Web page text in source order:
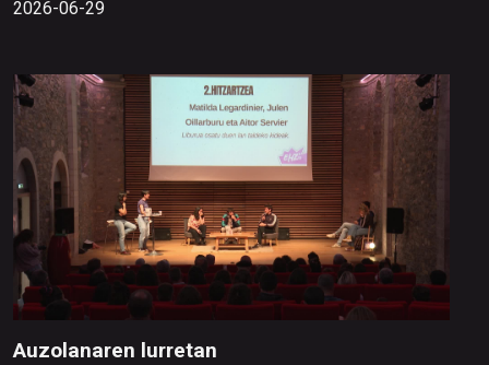
2026-06-29
Auzolanaren lurretan